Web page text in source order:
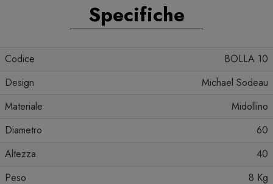
Specifiche
Codice
BOLLA 10
Design
Michael Sodeau
Materiale
Midollino
Diametro
60
Altezza
40
Peso
8 Kg